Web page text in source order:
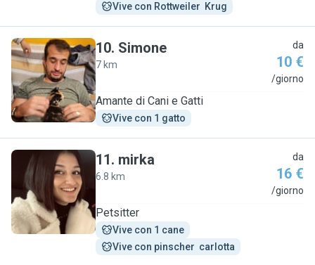
Vive con Rottweiler  Krug
S
10. Simone
7 km
da
10 €
/giorno
Amante di Cani e Gatti
Vive con 1 gatto
M
11. mirka
6.8 km
da
16 €
/giorno
Petsitter
Vive con 1 cane
Vive con pinscher  carlotta